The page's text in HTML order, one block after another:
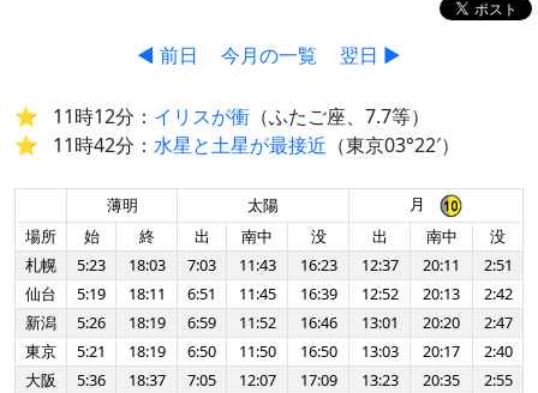
◀ 前日 今月の一覧 翌日 ▶
11時12分： イリスが衝 （ふたご座、7.7等）
11時42分： 水星と土星が最接近 （東京03°22′）
薄明 太陽
月
場所
始 終 出 南中 没 出 南中
没
札幌
5:23 18:03 7:03 11:43 16:23 12:37 20:11
2:51
仙台
5:19 18:11 6:51 11:45 16:39 12:52 20:13
2:42
新潟
5:26 18:19 6:59 11:52 16:46 13:01 20:20
2:47
東京
5:21 18:19 6:50 11:50 16:50 13:03 20:17
2:40
大阪
5:36 18:37 7:05 12:07 17:09 13:23 20:35
2:55